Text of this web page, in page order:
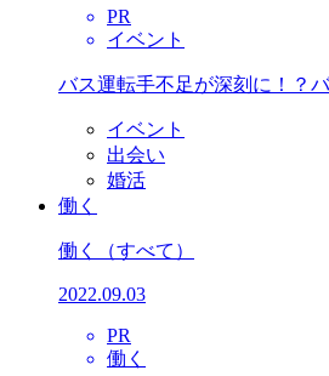
PR
イベント
バス運転手不足が深刻に！？
イベント
出会い
婚活
働く
働く （すべて）
2022.09.03
PR
働く